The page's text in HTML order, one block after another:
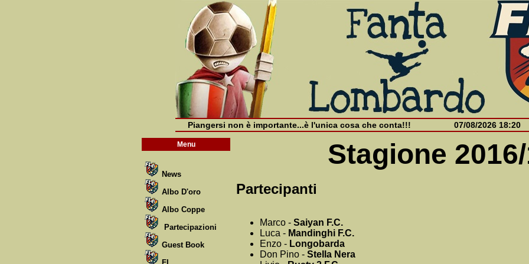
Piangersi non è importante...è l'unica cosa che conta!!! 07/08/2026 18:20
Menu
News
Albo D'oro
Albo Coppe
Partecipazioni
Guest Book
Stagione
Partecipanti
Marco - Saiyan F.C.
Luca - Mandinghi F.C.
Enzo - Longobarda
Don Pino - Stella Nera